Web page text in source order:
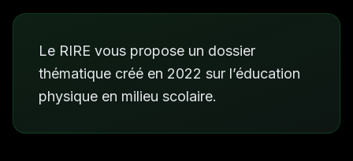
Le RIRE vous propose un dossier
thématique créé en 2022 sur l’éducation
physique en milieu scolaire.